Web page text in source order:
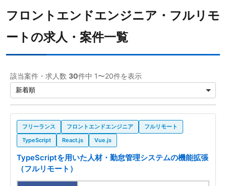
フロントエンドエンジニア・フルリモ
ートの求人・案件一覧
該当案件・求人数 30件中 1〜20件を表示
フリーランス フロントエンドエンジニア
フルリモート
TypeScript
React.js Vue.js
TypeScriptを用いた人材・勤怠管理システムの機能拡張
（フルリモート）